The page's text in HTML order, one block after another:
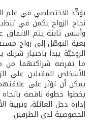
يؤكّد الاختصاصي في علم
نجاح الزواج يكمن في
وأسس ثابتة يتم
بغية التوصّل إلى زواج
الزوجيّة يبدأ باختيار
ما تفرضه شراكتهما من
الأشخاص المقبلين على
يمكن أن تؤثر على
يخطوا خطوة ناقصة
إدارة دخل العائلة، وتربية
الخصوصية لدى الطرفين.